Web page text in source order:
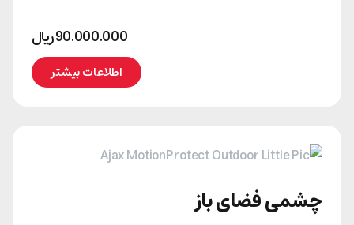
90.000.000﷼
اطلاعات بیشتر
چشمی فضای باز